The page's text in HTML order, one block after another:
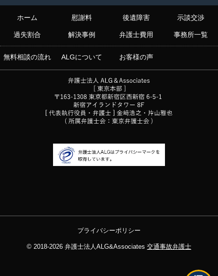
ホーム 慰謝料 後遺障害 示談交渉
過失割合 解決事例 弁護士費用 事務所一覧
無料相談の流れ ALGについて お客様の声
プライバシーポリシー
© 2018-2026 弁護士法人ALG&Associates 交通事故弁護士